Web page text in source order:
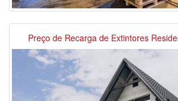
Preço de Recarga de Extintores